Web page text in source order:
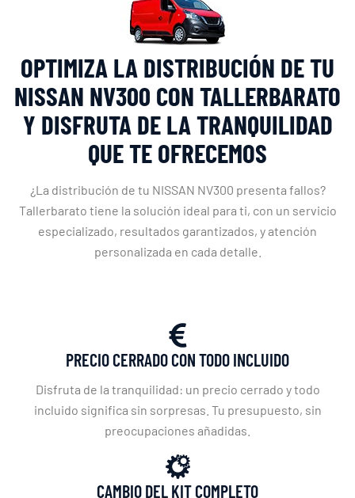
OPTIMIZA LA DISTRIBUCIÓN DE TU
NISSAN NV300 CON TALLERBARATO
Y DISFRUTA DE LA TRANQUILIDAD
QUE TE OFRECEMOS
¿La distribución de tu NISSAN NV300 presenta fallos?
Tallerbarato tiene la solución ideal para ti, con un servicio
especializado, resultados garantizados, y atención
personalizada en cada detalle.
PRECIO CERRADO CON TODO INCLUIDO
Disfruta de la tranquilidad: un precio cerrado y todo
incluido significa sin sorpresas. Tu presupuesto, sin
preocupaciones añadidas.
CAMBIO DEL KIT COMPLETO